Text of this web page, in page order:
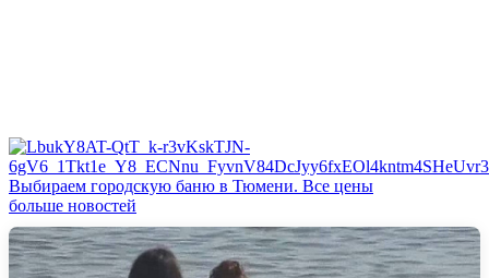
Выбираем городскую баню в Тюмени. Все цены
больше новостей